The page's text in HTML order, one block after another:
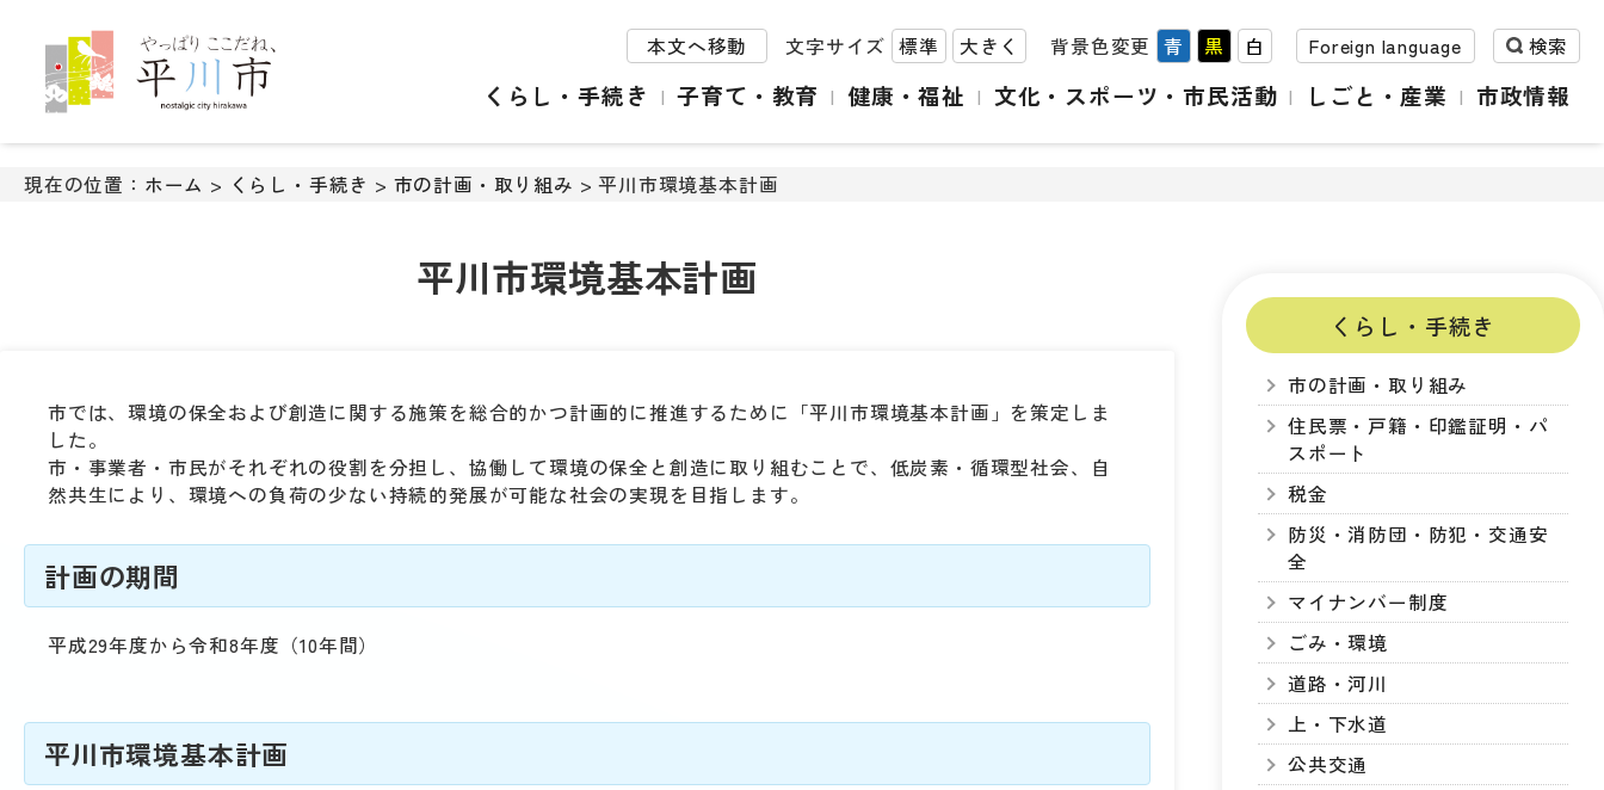
ョ
本文へ移動 文字サイズ 標準 大きく 背景色変更 青 黒 白 Foreign language 検索
くらし・手続き 子育て・教育 健康・福祉 文化・スポーツ・市民活動 しごと・産業 市政情報
現在の位置： ホーム > くらし・手続き > 市の計画・取り組み > 平川市環境基本計画
平川市環境基本計画
市では、環境の保全および創造に関する施策を総合的かつ計画的に推進するために「平川市環境基本計画」を策定しま
した。
市・事業者・市民がそれぞれの役割を分担し、協働して環境の保全と創造に取り組むことで、低炭素・循環型社会、自
然共生により、環境への負荷の少ない持続的発展が可能な社会の実現を目指します。
計画の期間
平成29年度から令和8年度（10年間）
平川市環境基本計画
くらし・手続き
市の計画・取り組み
住民票・戸籍・印鑑証明・パ
スポート
税金
防災・消防団・防犯・交通安
全
マイナンバー制度
ごみ・環境
道路・河川
上・下水道
公共交通